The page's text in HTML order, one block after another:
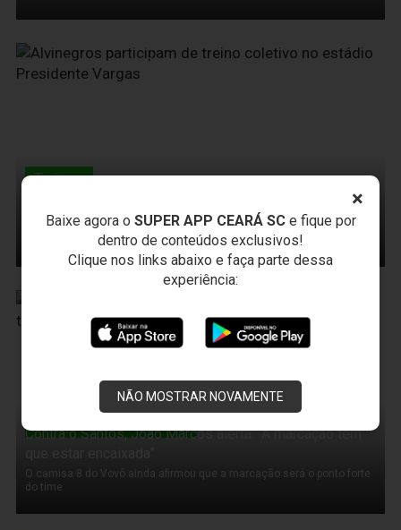
×
Baixe agora o SUPER APP CEARÁ SCe fique por
dentro de conteúdos exclusivos!
Clique nos links abaixo e faça parte dessa
experiência:
NÃO MOSTRAR NOVAMENTE
10 de Novembro de 2011
Treinos
Com o fim do treino coletivo, os jogadores do Vovô participaram de
trabalhos técnicos
Contra o Santos, João Marcos alerta: “A marcação tem
O camisa 8 do Vovô ainda afirmou que a marcação será o ponto forte
do time